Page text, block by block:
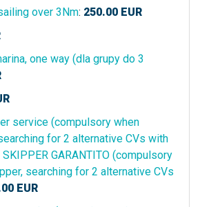
over 3Nm: 250.00 EUR
one way (dla grupy do 3
service (compulsory when
for 2 alternative CVs with
GARANTITO (compulsory
searching for 2 alternative CVs
EUR